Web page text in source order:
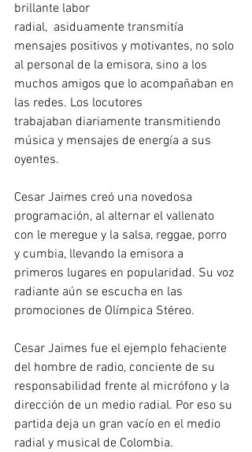
brillante labor
radial,  asiduamente transmitía
mensajes positivos y motivantes, no solo
al personal de la emisora, sino a los
muchos amigos que lo acompañaban en
las redes. Los locutores
trabajaban diariamente transmitiendo
música y mensajes de energía a sus
oyentes.
Cesar Jaimes creó una novedosa
programación, al alternar el vallenato
con le meregue y la salsa, reggae, porro
y cumbia, llevando la emisora a
primeros lugares en popularidad. Su voz
radiante aún se escucha en las
promociones de Olímpica Stéreo.
Cesar Jaimes fue el ejemplo fehaciente
del hombre de radio, conciente de su
responsabilidad frente al micrófono y la
dirección de un medio radial. Por eso su
partida deja un gran vacío en el medio
radial y musical de Colombia.